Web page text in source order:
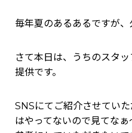
毎年夏のあるあるですが
さて本日は、うちのスタ
提供です。
SNSにてご紹介させてい
はやってないので見てな